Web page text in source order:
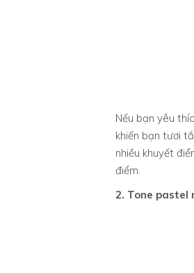
Nếu bạn yêu
khiến bạn tươi
nhiều khuyết
điểm.
2. Tone pastel